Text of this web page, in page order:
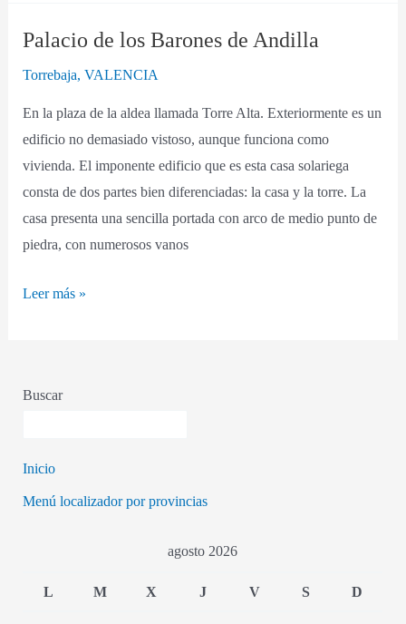
Palacio de los Barones de Andilla
Torrebaja,VALENCIA
En la plaza de la aldea llamada Torre Alta. Exteriormente es un
edificio no demasiado vistoso, aunque funciona como
vivienda. El imponente edificio que es esta casa solariega
consta de dos partes bien diferenciadas: la casa y la torre. La
casa presenta una sencilla portada con arco de medio punto de
piedra, con numerosos vanos
Palacio
Barones
de
Andilla
Leer más »
Buscar
Inicio
Menú localizador por provincias
agosto 2026
L M X J V S D